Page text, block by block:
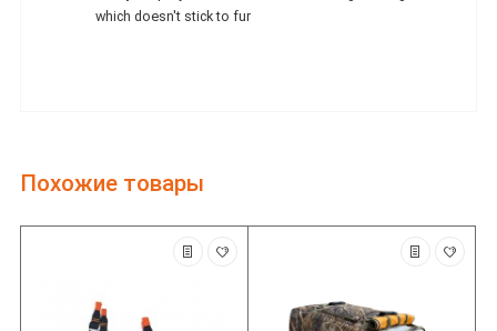
which doesn't stick to fur
Похожие товары